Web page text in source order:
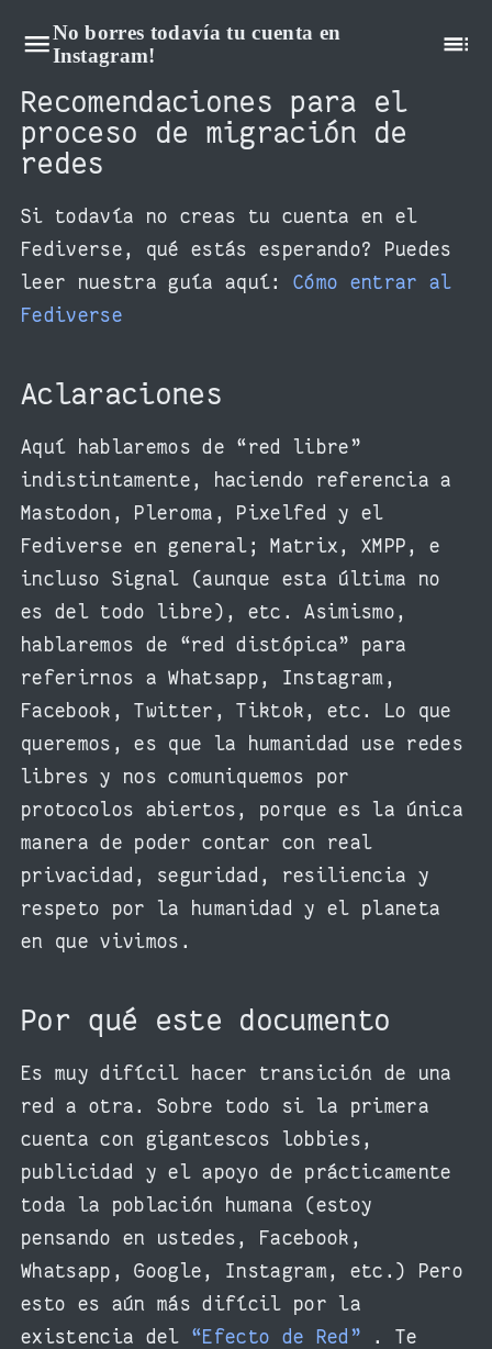
No borres todavía tu cuenta en
Instagram!
Recomendaciones para el
proceso de migración de
redes
Si todavía no creas tu cuenta en el
Fediverse, qué estás esperando? Puedes
leer nuestra guía aquí: Cómo entrar al
Fediverse
Aclaraciones
Aquí hablaremos de “red libre”
indistintamente, haciendo referencia a
Mastodon, Pleroma, Pixelfed y el
Fediverse en general; Matrix, XMPP, e
incluso Signal (aunque esta última no
es del todo libre), etc. Asimismo,
hablaremos de “red distópica” para
referirnos a Whatsapp, Instagram,
Facebook, Twitter, Tiktok, etc. Lo que
queremos, es que la humanidad use redes
libres y nos comuniquemos por
protocolos abiertos, porque es la única
manera de poder contar con real
privacidad, seguridad, resiliencia y
respeto por la humanidad y el planeta
en que vivimos.
Por qué este documento
Es muy difícil hacer transición de una
red a otra. Sobre todo si la primera
cuenta con gigantescos lobbies,
publicidad y el apoyo de prácticamente
toda la población humana (estoy
pensando en ustedes, Facebook,
Whatsapp, Google, Instagram, etc.) Pero
esto es aún más difícil por la
existencia del “Efecto de Red”
. Te